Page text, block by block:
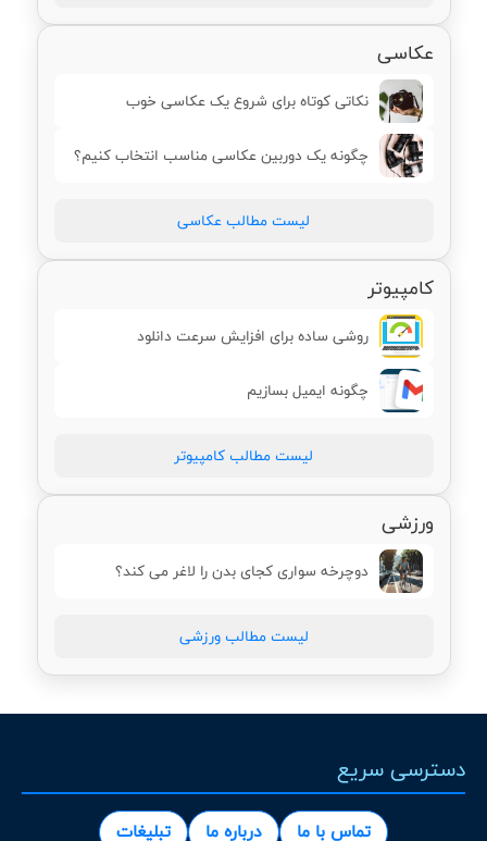
عکاسی
نکاتی کوتاه برای شروع یک عکاسی خوب
چگونه یک دوربین عکاسی مناسب انتخاب کنیم؟
لیست مطالب عکاسی
کامپیوتر
روشی ساده برای افزایش سرعت دانلود
چگونه ایمیل بسازیم
لیست مطالب کامپیوتر
ورزشی
دوچرخه سواری کجای بدن را لاغر می کند؟
لیست مطالب ورزشی
دسترسی سریع
تماس با ما درباره ما تبلیغات